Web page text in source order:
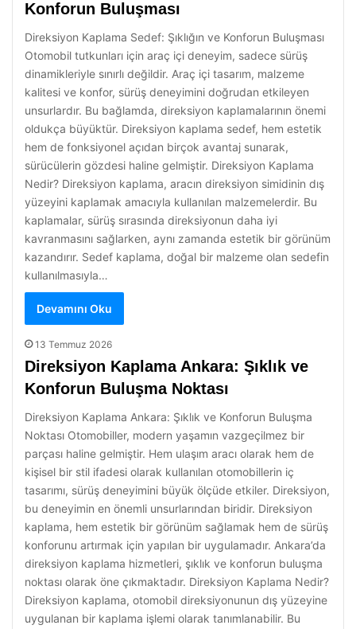
Konforun Buluşması
Direksiyon Kaplama Sedef: Şıklığın ve Konforun Buluşması
Otomobil tutkunları için araç içi deneyim, sadece sürüş
dinamikleriyle sınırlı değildir. Araç içi tasarım, malzeme
kalitesi ve konfor, sürüş deneyimini doğrudan etkileyen
unsurlardır. Bu bağlamda, direksiyon kaplamalarının önemi
oldukça büyüktür. Direksiyon kaplama sedef, hem estetik
hem de fonksiyonel açıdan birçok avantaj sunarak,
sürücülerin gözdesi haline gelmiştir. Direksiyon Kaplama
Nedir? Direksiyon kaplama, aracın direksiyon simidinin dış
yüzeyini kaplamak amacıyla kullanılan malzemelerdir. Bu
kaplamalar, sürüş sırasında direksiyonun daha iyi
kavranmasını sağlarken, aynı zamanda estetik bir görünüm
kazandırır. Sedef kaplama, doğal bir malzeme olan sedefin
kullanılmasıyla…
Devamını Oku
13 Temmuz 2026
Direksiyon Kaplama Ankara: Şıklık ve
Konforun Buluşma Noktası
Direksiyon Kaplama Ankara: Şıklık ve Konforun Buluşma
Noktası Otomobiller, modern yaşamın vazgeçilmez bir
parçası haline gelmiştir. Hem ulaşım aracı olarak hem de
kişisel bir stil ifadesi olarak kullanılan otomobillerin iç
tasarımı, sürüş deneyimini büyük ölçüde etkiler. Direksiyon,
bu deneyimin en önemli unsurlarından biridir. Direksiyon
kaplama, hem estetik bir görünüm sağlamak hem de sürüş
konforunu artırmak için yapılan bir uygulamadır. Ankara’da
direksiyon kaplama hizmetleri, şıklık ve konforun buluşma
noktası olarak öne çıkmaktadır. Direksiyon Kaplama Nedir?
Direksiyon kaplama, otomobil direksiyonunun dış yüzeyine
uygulanan bir kaplama işlemi olarak tanımlanabilir. Bu